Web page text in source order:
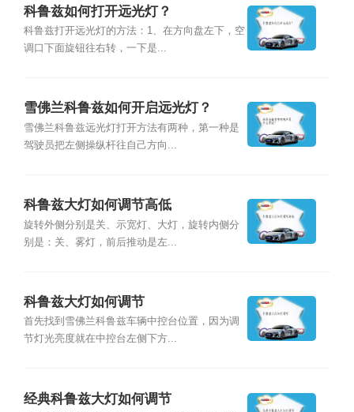
科鲁兹如何打开远光灯？
科鲁兹打开远光灯的方法：1、在方向盘左下，空
调口下面旋钮往右转，一下是...
雪佛兰科鲁兹如何开启远光灯？
雪佛兰科鲁兹远光灯打开方法有两种，第一种是
驾驶员把左侧操纵杆往自己方向...
科鲁兹大灯如何调节高低
旋转外侧分别是关、示宽灯、大灯，旋转内侧分
别是：关、雾灯，前后推动是左...
科鲁兹大灯如何调节
首先找到雪佛兰科鲁兹车辆中控台位置，因为调
节灯光亮度就在中控台左侧下方...
经典科鲁兹大灯如何调节